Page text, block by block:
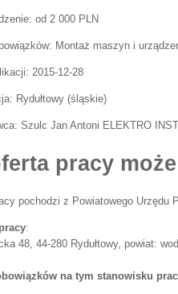
od 2 000 PLN
Montaż maszyn i
2015-12-28
Rydułtowy (śląskie)
Szulc Jan Antoni ELEKTRO
pracy
pochodzi z Powiatowego Urzędu
:
48, 44-280 Rydułtowy, powiat:
na tym stanowisku